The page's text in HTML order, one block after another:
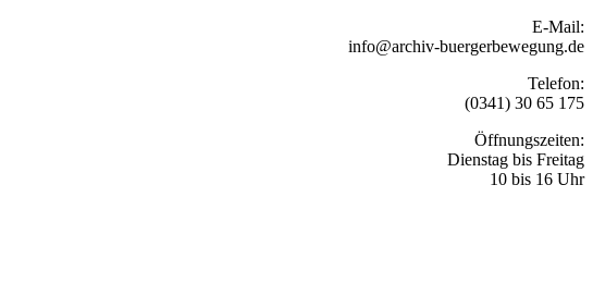
E-Mail:
info@archiv-buergerbewegung.de
Telefon:
(0341) 30 65 175
Öffnungszeiten:
Dienstag bis Freitag
10 bis 16 Uhr